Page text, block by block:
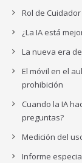
Rol de
¿La IA está
La nueva era
El móvil en el
prohibición
Cuando la IA
preguntas?
Medición del
Informe